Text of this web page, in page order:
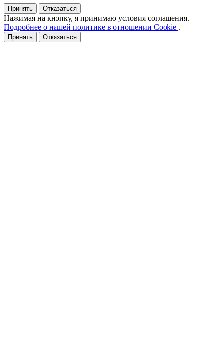
Принять Отказаться
Нажимая на кнопку, я принимаю условия соглашения.
Подробнее о нашей политике в отношении Cookie .
Принять Отказаться